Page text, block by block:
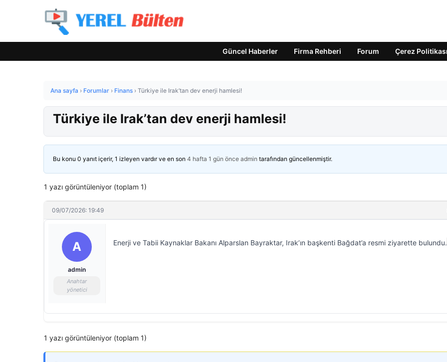
Güncel Haberler Firma Rehberi Forum Çerez Politikası
Ana sayfa › Forumlar › Finans › Türkiye ile Irak’tan dev enerji hamlesi!
Türkiye ile Irak’tan dev enerji hamlesi!
Bu konu 0 yanıt içerir, 1 izleyen vardır ve en son 4 hafta 1 gün önce admin tarafından güncellenmiştir.
1 yazı görüntüleniyor (toplam 1)
09/07/2026: 19:49
A
admin
Anahtar
yönetici
Enerji ve Tabii Kaynaklar Bakanı Alparslan Bayraktar, Irak’ın başkenti Bağdat’a resmi ziyarette bulundu.
1 yazı görüntüleniyor (toplam 1)